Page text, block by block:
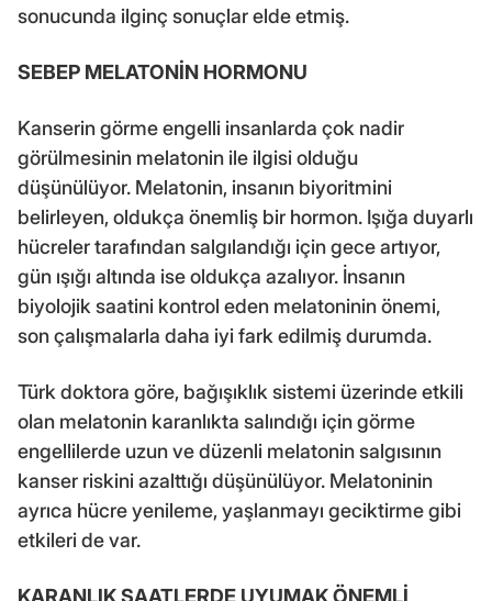
sonucunda ilginç sonuçlar elde etmiş.
SEBEP MELATONİN HORMONU
Kanserin görme engelli insanlarda çok nadir
görülmesinin melatonin ile ilgisi olduğu
düşünülüyor. Melatonin, insanın biyoritmini
belirleyen, oldukça önemliş bir hormon. Işığa duyarlı
hücreler tarafından salgılandığı için gece artıyor,
gün ışığı altında ise oldukça azalıyor. İnsanın
biyolojik saatini kontrol eden melatoninin önemi,
son çalışmalarla daha iyi fark edilmiş durumda.
Türk doktora göre, bağışıklık sistemi üzerinde etkili
olan melatonin karanlıkta salındığı için görme
engellilerde uzun ve düzenli melatonin salgısının
kanser riskini azalttığı düşünülüyor. Melatoninin
ayrıca hücre yenileme, yaşlanmayı geciktirme gibi
etkileri de var.
KARANLIK SAATLERDE UYUMAK ÖNEMLİ